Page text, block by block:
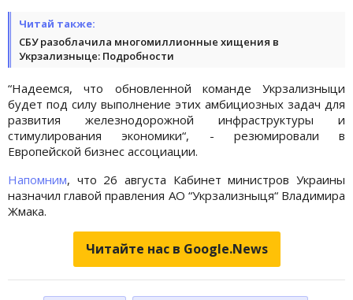
Читай также:
СБУ разоблачила многомиллионные хищения в
Укрзализныце: Подробности
“Надеемся, что обновленной команде Укрзализныци
будет под силу выполнение этих амбициозных задач для
развития железнодорожной инфраструктуры и
стимулирования экономики“, - резюмировали в
Европейской бизнес ассоциации.
Напомним, что 26 августа Кабинет министров Украины
назначил главой правления АО “Укрзализныця“ Владимира
Жмака.
Читайте нас в Google.News